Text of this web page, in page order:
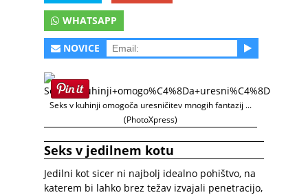
WHATSAPP
NOVICE
Seks v kuhinji omogoča uresničitev mnogih fantazij ...
(PhotoXpress)
Seks v jedilnem kotu
Jedilni kot sicer ni najbolj idealno pohištvo, na
katerem bi lahko brez težav izvajali penetracijo,